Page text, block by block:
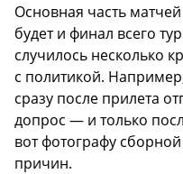
Основная часть
будет и финал всего
случилось несколько
с политикой.
сразу после прилета
допрос — и только
вот фотографу
причин.